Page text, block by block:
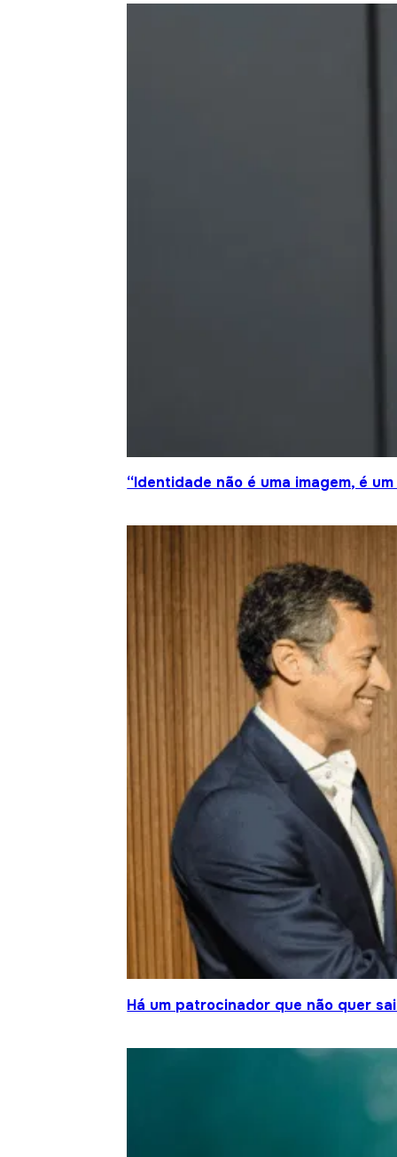
“Identidade não é uma imagem, é
Há um patrocinador que não quer